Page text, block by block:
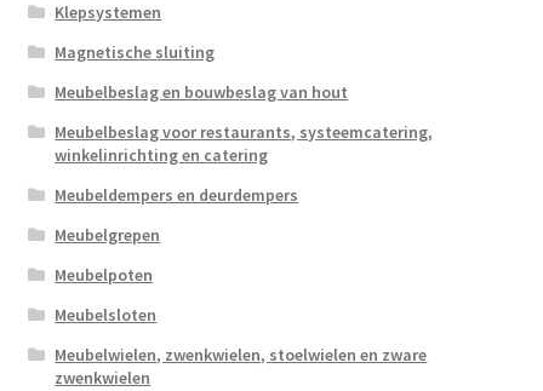
Klepsystemen
Magnetische sluiting
Meubelbeslag en bouwbeslag van hout
Meubelbeslag voor restaurants, systeemcatering,
winkelinrichting en catering
Meubeldempers en deurdempers
Meubelgrepen
Meubelpoten
Meubelsloten
Meubelwielen, zwenkwielen, stoelwielen en zware
zwenkwielen